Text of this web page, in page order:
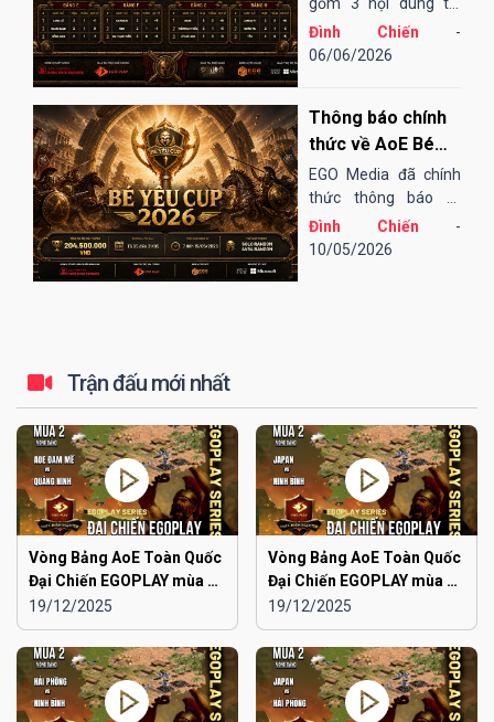
đấu: Solo Random,
Solo Shang và 4vs4
Online qua nền tảng
EGOPLAY, các trận
bán kết và chung...
Đình Chiến -
06/06/2026
Thông báo chính
thức về AoE Bé
Yêu Cup 2026
EGO Media đã chính
thức thông báo tổ
chức giải đấu AoE Bé
Yêu Cup 2026 (lần
Đình Chiến -
10/05/2026
Trận đấu mới nhất
Vòng Bảng AoE Toàn Quốc
Đại Chiến EGOPLAY mùa 2 |
Aoe Đam Mê vs Quảng
Ninh
19/12/2025
Vòng Bảng AoE Toàn Quốc
Đại Chiến EGOPLAY mùa 2 |
Japan vs Ninh Bình
19/12/2025